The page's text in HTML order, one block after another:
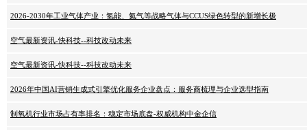
2026-2030年工业气体产业：氢能、氦气等战略气体与CCUS绿色转型的新增长极
空气最新资讯-快科技--科技改动未来
空气最新资讯-快科技--科技改动未来
2026年中国AI营销生成式引擎优化服务企业盘点：服务商梳理与企业选型指南
制氧机行业市场占有率排名：稳定市场底盘-权威机构中金企信